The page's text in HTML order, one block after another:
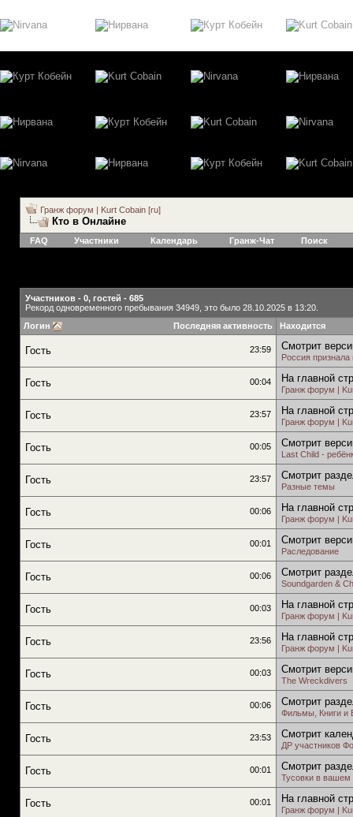
Гранж форум | Kurt Cobain [ru]
Кто в Онлайне
FAQ Участники Календарь Гранж-Чат Поиск
Участников - 0, гостей - 685
Рекорд одновременного пребывания 34949, это было 28.10.2025 в 13:20.
Последняя активность
Логин Находится
23:59
Гость Смотрит
Россия
00:04
Гость На главной
Гранж форум |
23:57
Гость На главной
Гранж форум |
00:05
Гость Смотрит
Last Child -
23:57
Гость Смотрит
Разные темы
00:06
Гость На главной
Гранж форум |
00:01
Гость Смотрит
Раследование
00:06
Гость Смотрит
Soundgarden &
00:03
Гость На главной
Гранж форум |
23:56
Гость На главной
Гранж форум |
00:03
Гость Смотрит
The Wreckdivers
00:06
Гость Смотрит
Фильмы, Книги и
23:53
Гость Смотрит
ДР участников
00:01
Гость Смотрит
Тусовки в вашем
00:01
Гость На главной
Гранж форум |